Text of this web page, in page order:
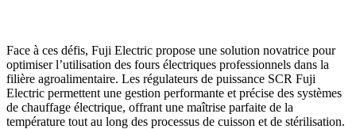
Face à ces défis, Fuji Electric propose une solution novatrice pour
optimiser l’utilisation des fours électriques professionnels dans la
filière agroalimentaire. Les régulateurs de puissance SCR Fuji
Electric permettent une gestion performante et précise des systèmes
de chauffage électrique, offrant une maîtrise parfaite de la
température tout au long des processus de cuisson et de stérilisation.